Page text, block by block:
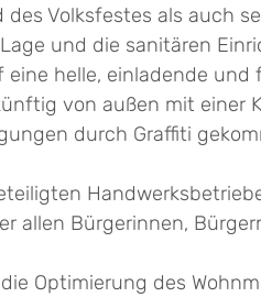
Volksfestes als auch
und die sanitären
helle, einladende
von außen mit einer
durch Graffiti
allen Bürgerinnen,
Optimierung des